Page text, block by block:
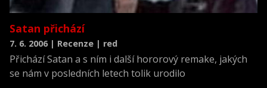
Satan přichází
7. 6. 2006 | Recenze | red
Přichází Satan a s ním i další hororový remake, jakých
se nám v posledních letech tolik urodilo